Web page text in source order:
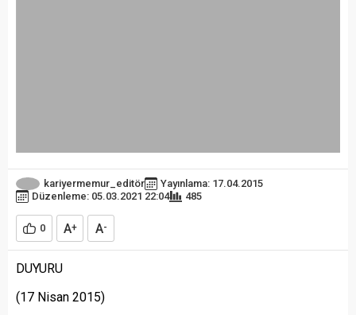
kariyermemur_editör
Yayınlama: 17.04.2015
Düzenleme: 05.03.2021 22:04
485
0 A+ A-
DUYURU
(17 Nisan 2015)